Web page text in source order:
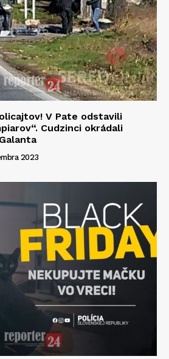
V Pate odstavili
Cudzinci okrádali
2023